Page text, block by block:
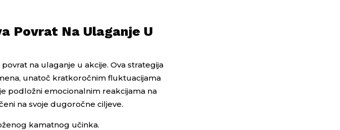
Povrat Na Ulaganje U
na ulaganje u akcije. Ova strategija
unatoč kratkoročnim fluktuacijama
podložni emocionalnim reakcijama na
na svoje dugoročne ciljeve.
kamatnog učinka.